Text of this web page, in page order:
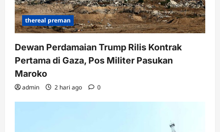
thereal preman
Dewan Perdamaian Trump Rilis Kontrak
Pertama di Gaza, Pos Militer Pasukan
Maroko
admin 2 hari ago 0